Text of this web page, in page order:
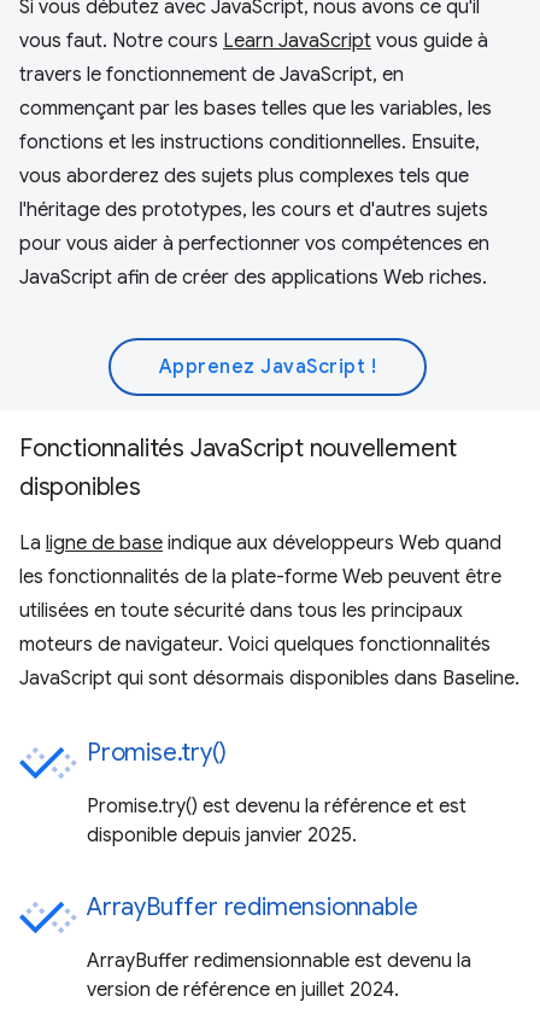
Si vous débutez avec JavaScript, nous avons ce qu'il
vous faut. Notre cours Learn JavaScript vous guide à
travers le fonctionnement de JavaScript, en
commençant par les bases telles que les variables, les
fonctions et les instructions conditionnelles. Ensuite,
vous aborderez des sujets plus complexes tels que
l'héritage des prototypes, les cours et d'autres sujets
pour vous aider à perfectionner vos compétences en
JavaScript afin de créer des applications Web riches.
Apprenez JavaScript !
Fonctionnalités JavaScript nouvellement
disponibles
La ligne de base indique aux développeurs Web quand
les fonctionnalités de la plate-forme Web peuvent être
utilisées en toute sécurité dans tous les principaux
moteurs de navigateur. Voici quelques fonctionnalités
JavaScript qui sont désormais disponibles dans Baseline.
Promise.try()
Promise.try() est devenu la référence et est
disponible depuis janvier 2025.
ArrayBuffer redimensionnable
ArrayBuffer redimensionnable est devenu la
version de référence en juillet 2024.